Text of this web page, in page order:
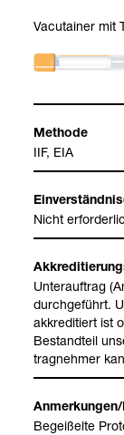
Vacu­tai­ner mit
Methode
IIF, EIA
Nicht
Unter­auf­trag
durch­ge­führt.
akkre­di­tiert ist
Bestand­teil
trag­neh­mer
Begei­ßelte